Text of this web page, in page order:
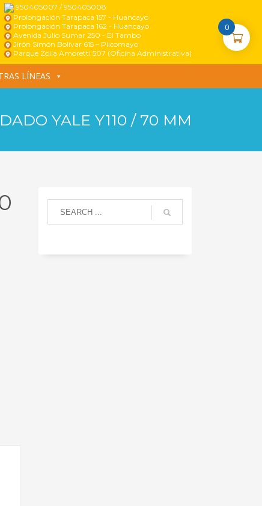
950405007 / 950405008
Prolongación Tarapaca 157 - Huancayo
Prolongación Tarapaca 162 - Huancayo
Avenida Julio Sumar 250 - El Tambo
Jirón Simón Bolívar 615 – Pilcomayo
Parque Zoila Amoretti 507 (Oficina Administrativa)
LÍNEAS
YALE Y110 / 70 MM
0